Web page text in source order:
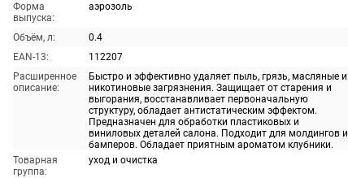
Форма
выпуска:
аэрозоль
Объём, л:
0.4
EAN-13:
112207
Расширенное
описание:
Быстро и эффективно удаляет пыль, грязь, масляные и
никотиновые загрязнения. Защищает от старения и
выгорания, восстанавливает первоначальную
структуру, обладает антистатическим эффектом.
Предназначен для обработки пластиковых и
виниловых деталей салона. Подходит для молдингов и
бамперов. Обладает приятным ароматом клубники.
Товарная
группа:
уход и очистка